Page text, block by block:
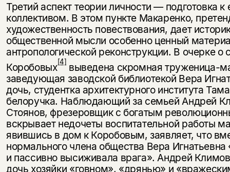
Третий аспект теории личности — подготовка
коллекти­вом. В этом пункте Макаренко,
художественность пове­ствования, дает
общественной мысли особенно ценный
антропологической реконструкции. В очерке о
Коробовых[4]выве­дена скромная труженица-
заведующая заводской библиотекой Вера
дочь, студентка архитектурного института
белоручка. Наблюдающий за семьей Андрей
Стоянов, фре­зеровщик с богатым
вскрывает недочеты воспи­тательной работы
явившись в дом к Коробовым, заявляет, что
нормального члена общества Вера Игнатьевна
и пас­сивно высиживала врага». Андрей
дочь хозяйки «говном», «дрянью» и